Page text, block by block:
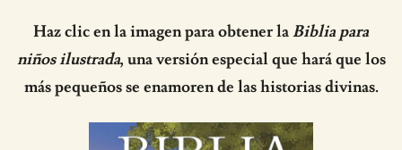
Haz clic en la imagen para obtener laBiblia para
niños ilustrada, una versión especial que hará que los
más pequeños se enamoren de las historias divinas.